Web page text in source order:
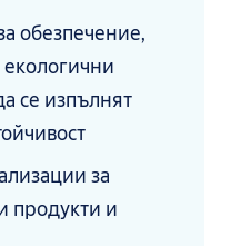
обезпечение,
екологични
се изпълнят
за
продукти и